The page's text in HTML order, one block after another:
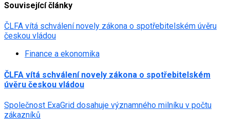
Související články
ČLFA vítá schválení novely zákona o spotřebitelském úvěru
českou vládou
Finance a ekonomika
ČLFA vítá schválení novely zákona o spotřebitelském
úvěru českou vládou
Společnost ExaGrid dosahuje významného milníku v počtu
zákazníků